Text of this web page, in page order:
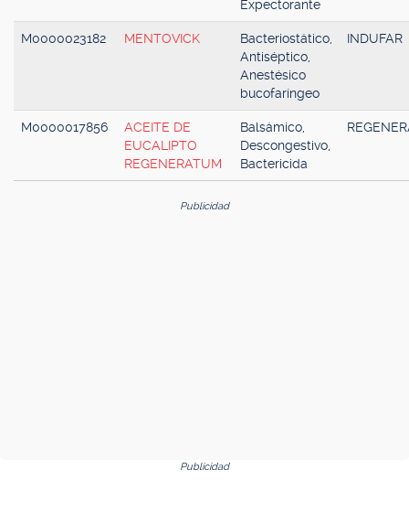
Expectorante
M0000023182 MENTOVICK
Bacteriostático,
Antiséptico,
Anestésico
bucofaríngeo
INDUFAR
M0000017856
ACEITE DE
EUCALIPTO
REGENERATUM
Balsámico,
Descongestivo,
Bactericida
Publicidad
Publicidad